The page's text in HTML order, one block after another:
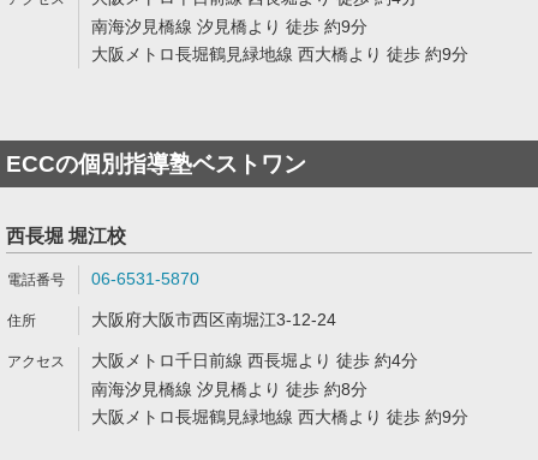
南海汐見橋線 汐見橋より 徒歩 約9分
大阪メトロ長堀鶴見緑地線 西大橋より 徒歩 約9分
ECCの個別指導塾ベストワン
西長堀 堀江校
06-6531-5870
大阪府大阪市西区南堀江3-12-24
大阪メトロ千日前線 西長堀より 徒歩 約4分
南海汐見橋線 汐見橋より 徒歩 約8分
大阪メトロ長堀鶴見緑地線 西大橋より 徒歩 約9分